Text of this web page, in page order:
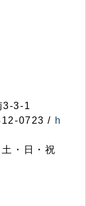
3-3-1
0723 / h
・日・祝